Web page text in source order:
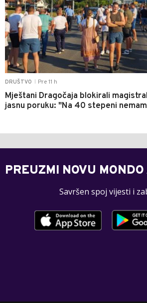
DRUŠTVO Pre 11 h
Mještani Dragočaja blokirali
jasnu poruku: "Na 40 stepeni
PREUZMI NOVU
Savršen spoj vijesti i